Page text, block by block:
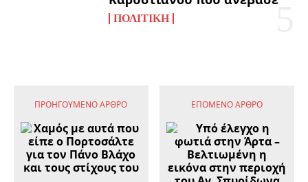
ΠΟΛΙΤΙΚΉ
ΠΡΟΗΓΟΎΜΕΝΟ ΆΡΘΡΟ ΕΠΌΜΕΝΟ ΆΡΘΡΟ